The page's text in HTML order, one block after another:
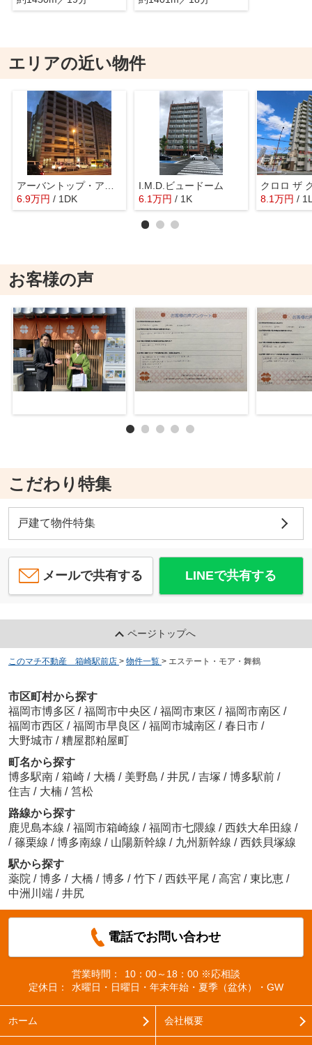
エリアの近い物件
6.9万円 / 1DK
I.M.D.ビュードーム
6.1万円 / 1K 8.1万円 /
お客様の声
こだわり特集
戸建て物件特集
メールで共有する LINEで共有する
ページトップへ
このマチ不動産 箱崎駅前店 > 物件一覧 > エステート・モア・舞鶴
市区町村から探す
福岡市博多区 / 福岡市中央区 / 福岡市東区 / 福岡市南区 /
福岡市西区 / 福岡市早良区 / 福岡市城南区 / 春日市 /
大野城市 / 糟屋郡粕屋町
町名から探す
博多駅南 / 箱崎 / 大橋 / 美野島 / 井尻 / 吉塚 / 博多駅前 /
住吉 / 大楠 / 筥松
路線から探す
鹿児島本線 / 福岡市箱崎線 / 福岡市七隈線 / 西鉄大牟田線 /
/ 篠栗線 / 博多南線 / 山陽新幹線 / 九州新幹線 / 西鉄貝塚線
駅から探す
薬院 / 博多 / 大橋 / 博多 / 竹下 / 西鉄平尾 / 高宮 / 東比恵 /
中洲川端 / 井尻
電話でお問い合わせ
営業時間：
10：00～18：00 ※応相談
定休日：
水曜日・日曜日・年末年始・夏季（盆休）・GW
ホーム 会社概要